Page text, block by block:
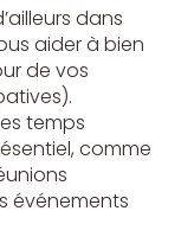
dans
aider à bien
de vos
temps
comme
événements